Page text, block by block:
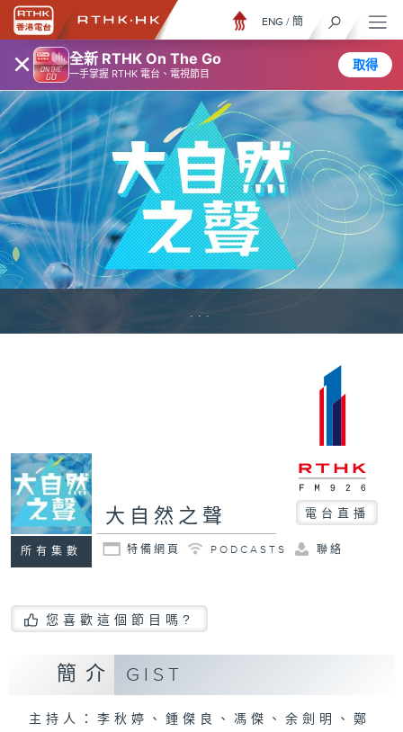
× 全新 RTHK On The Go
一手掌握 RTHK 電台、電視節目
取得
ENG / 簡
...
所有集數
大自然之聲 電台直播
特備網頁 PODCASTS 聯絡
您喜歡這個節目嗎?
簡介 GIST
主持人：李秋婷、鍾傑良、馮傑、余劍明、鄭